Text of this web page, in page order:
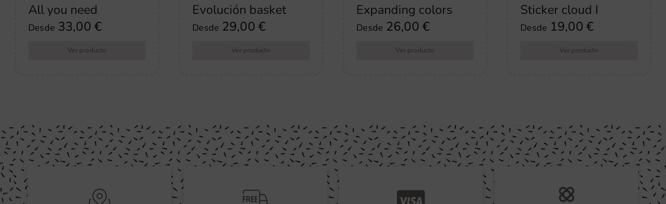
All you need
Desde 33,00€
Ver producto
Evolución basket
Desde 29,00€
Ver producto
Expanding colors
Desde 26,00€
Ver producto
Sticker cloud I
Desde 19,00€
Ver producto